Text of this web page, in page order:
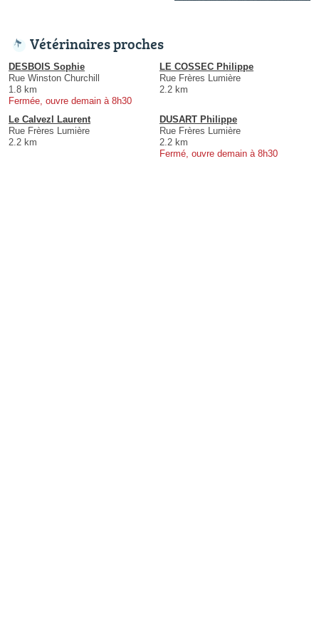
Vétérinaires proches
DESBOIS Sophie
Rue Winston Churchill
1.8 km
Fermée, ouvre demain à 8h30
LE COSSEC Philippe
Rue Frères Lumière
2.2 km
Le Calvezl Laurent
Rue Frères Lumière
2.2 km
DUSART Philippe
Rue Frères Lumière
2.2 km
Fermé, ouvre demain à 8h30